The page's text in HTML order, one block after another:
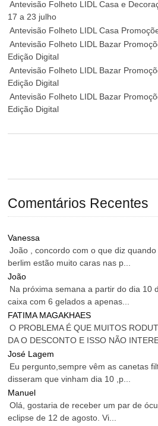
Antevisão Folheto LIDL Casa e
17 a 23 julho
Antevisão Folheto LIDL Casa
Antevisão Folheto LIDL Bazar
Edição Digital
Antevisão Folheto LIDL Bazar
Edição Digital
Antevisão Folheto LIDL Bazar
Edição Digital
Comentários Recentes
Vanessa
João , concordo com o que diz
berlim estão muito caras nas p...
João
Na próxima semana a partir do dia 10
caixa com 6 gelados a apenas...
FATIMA MAGAKHAES
O PROBLEMA É QUE MUITOS
DA O DESCONTO E ISSO NÃO
José Lagem
Eu pergunto,sempre vêm as canetas
disseram que vinham dia 10 ,p...
Manuel
Olá, gostaria de receber um par de
eclipse de 12 de agosto. Vi...